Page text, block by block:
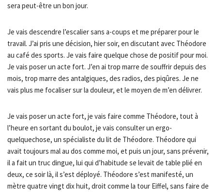
sera peut-être un bon jour.
Je vais descendre l’escalier sans a-coups et me préparer pour le
travail. J’ai pris une décision, hier soir, en discutant avec Théodore
au café des sports. Je vais faire quelque chose de positif pour moi.
Je vais poser un acte fort. J’en ai trop marre de souffrir depuis des
mois, trop marre des antalgiques, des radios, des piqûres. Je ne
vais plus me focaliser sur la douleur, et le moyen de m’en délivrer.
Je vais poser un acte fort, je vais faire comme Théodore, tout à
l’heure en sortant du boulot, je vais consulter un ergo-
quelquechose, un spécialiste du lit de Théodore. Théodore qui
avait toujours mal au dos comme moi, et puis un jour, sans prévenir,
il a fait un truc dingue, lui qui d’habitude se levait de table plié en
deux, ce soir là, il s’est déployé. Théodore s’est manifesté, un
mètre quatre vingt dix huit, droit comme la tour Eiffel, sans faire de